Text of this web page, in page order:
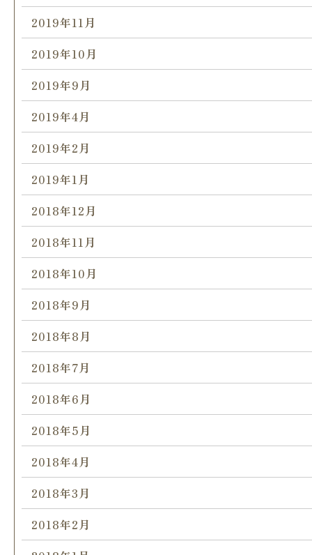
2019年11月
2019年10月
2019年9月
2019年4月
2019年2月
2019年1月
2018年12月
2018年11月
2018年10月
2018年9月
2018年8月
2018年7月
2018年6月
2018年5月
2018年4月
2018年3月
2018年2月